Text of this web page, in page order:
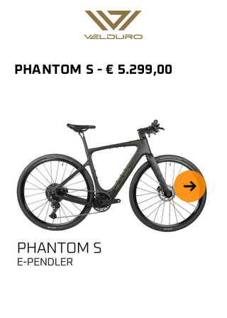
PHANTOM S - € 5.299,00